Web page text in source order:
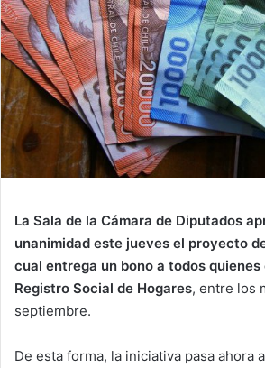
La Sala de la Cámara de Diputados
unanimidad este jueves el proyecto
cual entrega un bono a todos quienes
Registro Social de Hogares, entre los
septiembre.
De esta forma, la iniciativa pasa ahora